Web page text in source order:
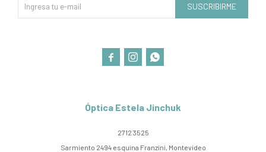
Óptica Estela Jinchuk
2712 3525
Sarmiento 2494 esquina Franzini, Montevideo
SUSCRIBIRME
  